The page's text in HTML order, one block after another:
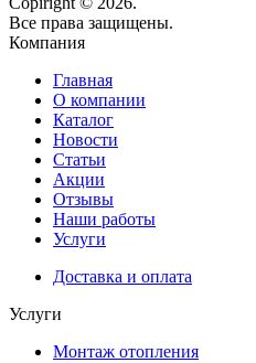
Все права защищены.
Компания
Главная
О компании
Каталог
Новости
Статьи
Акции
Отзывы
Наши работы
Услуги
Доставка и оплата
Услуги
Монтаж отопления